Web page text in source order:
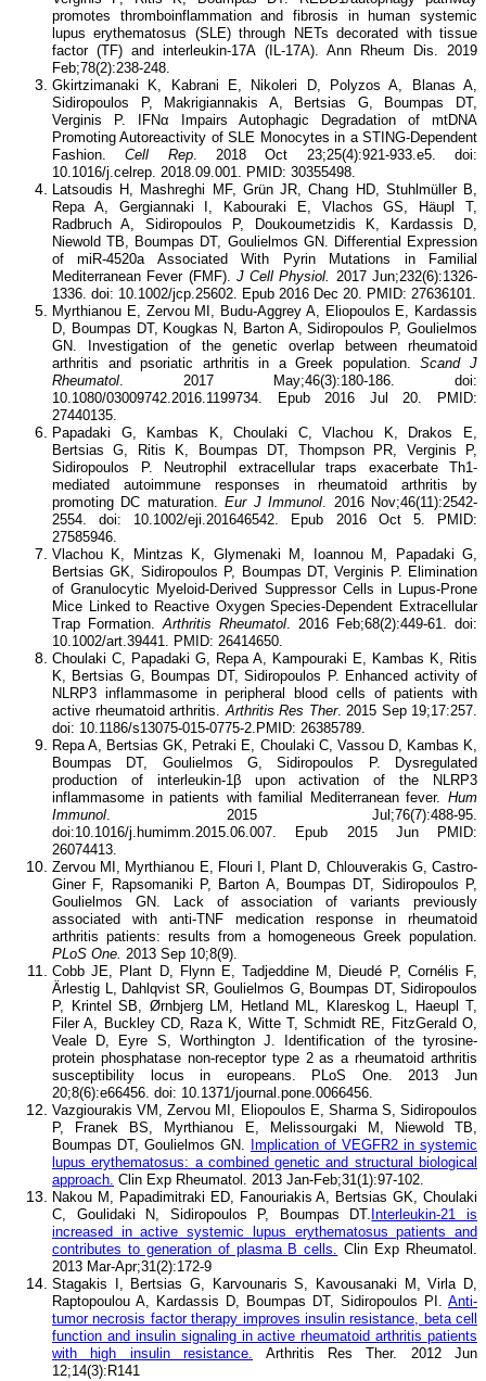
promotes thromboinflammation and fibrosis in human systemic
lupus erythematosus (SLE) through NETs decorated with tissue
factor (TF) and interleukin-17A (IL-17A). Ann Rheum Dis. 2019
Feb;78(2):238-248.
Gkirtzimanaki K, Kabrani E, Nikoleri D, Polyzos A, Blanas A,
Sidiropoulos P, Makrigiannakis A, Bertsias G, Boumpas DT,
Verginis P. IFNα Impairs Autophagic Degradation of mtDNA
Promoting Autoreactivity of SLE Monocytes in a STING-Dependent
Fashion.Cell Rep. 2018 Oct 23;25(4):921-933.e5. doi:
10.1016/j.celrep. 2018.09.001. PMID: 30355498.
Latsoudis H, Mashreghi MF, Grün JR, Chang HD, Stuhlmüller B,
Repa A, Gergiannaki I, Kabouraki E, Vlachos GS, Häupl T,
Radbruch A, Sidiropoulos P, Doukoumetzidis K, Kardassis D,
Niewold TB, Boumpas DT, Goulielmos GN. Differential Expression
of miR-4520a Associated With Pyrin Mutations in Familial
Mediterranean Fever (FMF). J Cell Physiol. 2017 Jun;232(6):1326-
1336. doi: 10.1002/jcp.25602. Epub 2016 Dec 20. PMID: 27636101.
Myrthianou E, Zervou MI, Budu-Aggrey A, Eliopoulos E, Kardassis
D, Boumpas DT, Kougkas N, Barton A, Sidiropoulos P, Goulielmos
GN. Investigation of the genetic overlap between rheumatoid
arthritis and psoriatic arthritis in a Greek population.Scand J
Rheumatol. 2017 May;46(3):180-186. doi:
10.1080/03009742.2016.1199734. Epub 2016 Jul 20. PMID:
27440135.
Papadaki G, Kambas K, Choulaki C, Vlachou K, Drakos E,
Bertsias G, Ritis K, Boumpas DT, Thompson PR, Verginis P,
Sidiropoulos P. Neutrophil extracellular traps exacerbate Th1-
mediated autoimmune responses in rheumatoid arthritis by
promoting DC maturation.Eur J Immunol. 2016 Nov;46(11):2542-
2554. doi: 10.1002/eji.201646542. Epub 2016 Oct 5. PMID:
27585946.
Vlachou K, Mintzas K, Glymenaki M, Ioannou M, Papadaki G,
Bertsias GK, Sidiropoulos P, Boumpas DT, Verginis P. Elimination
of Granulocytic Myeloid-Derived Suppressor Cells in Lupus-Prone
Mice Linked to Reactive Oxygen Species-Dependent Extracellular
Trap Formation.Arthritis Rheumatol. 2016 Feb;68(2):449-61. doi:
10.1002/art.39441. PMID: 26414650.
Choulaki C, Papadaki G, Repa A, Kampouraki E, Kambas K, Ritis
K, Bertsias G, Boumpas DT, Sidiropoulos P. Enhanced activity of
NLRP3 inflammasome in peripheral blood cells of patients with
active rheumatoid arthritis.Arthritis Res Ther. 2015 Sep 19;17:257.
doi: 10.1186/s13075-015-0775-2.PMID: 26385789.
Repa A, Bertsias GK, Petraki E, Choulaki C, Vassou D, Kambas K,
Boumpas DT, Goulielmos G, Sidiropoulos P. Dysregulated
production of interleukin-1β upon activation of the NLRP3
inflammasome in patients with familial Mediterranean fever. Hum
Immunol. 2015 Jul;76(7):488-95.
doi:10.1016/j.humimm.2015.06.007. Epub 2015 Jun PMID:
26074413.
Zervou MI, Myrthianou E, Flouri I, Plant D, Chlouverakis G, Castro-
Giner F, Rapsomaniki P, Barton A, Boumpas DT, Sidiropoulos P,
Goulielmos GN. Lack of association of variants previously
associated with anti-TNF medication response in rheumatoid
arthritis patients: results from a homogeneous Greek population.
PLoS One. 2013 Sep 10;8(9).
Cobb JE, Plant D, Flynn E, Tadjeddine M, Dieudé P, Cornélis F,
Ärlestig L, Dahlqvist SR, Goulielmos G, Boumpas DT, Sidiropoulos
P, Krintel SB, Ørnbjerg LM, Hetland ML, Klareskog L, Haeupl T,
Filer A, Buckley CD, Raza K, Witte T, Schmidt RE, FitzGerald O,
Veale D, Eyre S, Worthington J. Identification of the tyrosine-
protein phosphatase non-receptor type 2 as a rheumatoid arthritis
susceptibility locus in europeans. PLoS One. 2013 Jun
20;8(6):e66456. doi: 10.1371/journal.pone.0066456.
Vazgiourakis VM, Zervou MI, Eliopoulos E, Sharma S, Sidiropoulos
P, Franek BS, Myrthianou E, Melissourgaki M, Niewold TB,
Boumpas DT, Goulielmos GN.
Implication of VEGFR2 in systemic
lupus erythematosus: a combined genetic and structural biological
approach. Clin Exp Rheumatol. 2013 Jan-Feb;31(1):97-102.
Nakou M, Papadimitraki ED, Fanouriakis A, Bertsias GK, Choulaki
C, Goulidaki N, Sidiropoulos P, Boumpas DT. Interleukin-21 is
increased in active systemic lupus erythematosus patients and
contributes to generation of plasma B cells. Clin Exp Rheumatol.
2013 Mar-Apr;31(2):172-9
Stagakis I, Bertsias G, Karvounaris S, Kavousanaki M, Virla D,
Raptopoulou A, Kardassis D, Boumpas DT, Sidiropoulos PI. Anti-
tumor necrosis factor therapy improves insulin resistance, beta cell
function and insulin signaling in active rheumatoid arthritis patients
with high insulin resistance. Arthritis Res Ther. 2012 Jun
12;14(3):R141